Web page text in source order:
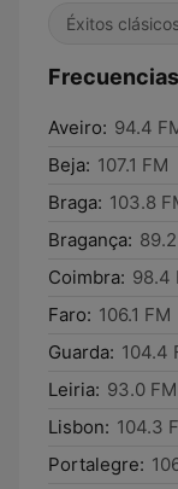
Éxitos
Aveiro: 94.4
Beja: 107.1 FM
Braga: 103.8
Bragança:
Coimbra: 98.4
Faro: 106.1 FM
Guarda: 104.4
Leiria: 93.0 FM
Lisbon: 104.3
Portalegre: